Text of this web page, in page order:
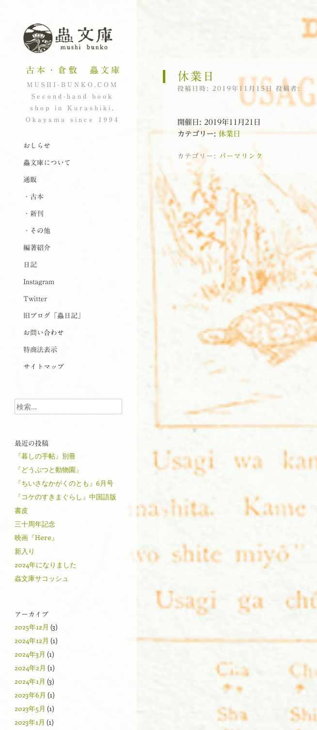
古本・倉敷 蟲文庫
MUSHI-BUNKO.COM
Second-hand book
shop in Kurashiki,
Okayama since 1994
ナビゲーション
コンテンツへスキップ
おしらせ
蟲文庫について
通販
・古本
・新刊
・その他
編著紹介
日記
Instagram
Twitter
旧ブログ「蟲日記」
お問い合わせ
特商法表示
サイトマップ
休業日
投稿日時: 2019年11月15日 投稿者:
開催日: 2019年11月21日
カテゴリー: 休業日
カテゴリー: パーマリンク
投稿ナビゲーション
検索
最近の投稿
『暮しの手帖』別冊
『どうぶつと動物園』
『ちいさなかがくのとも』6月号
『コケのすきまぐらし』中国語版
書皮
三十周年記念
映画『Here』
新入り
2024年になりました
蟲文庫サコッシュ
アーカイブ
2025年12月 (3)
2024年12月 (1)
2024年3月 (1)
2024年2月 (1)
2024年1月 (3)
2023年6月 (1)
2023年5月 (1)
2023年1月 (1)